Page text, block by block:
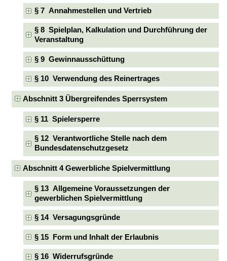
§ 7 Annahmestellen und Vertrieb
§ 8 Spielplan, Kalkulation und Durchführung der
Veranstaltung
§ 9 Gewinnausschüttung
§ 10 Verwendung des Reinertrages
Abschnitt 3 Übergreifendes Sperrsystem
§ 11 Spielersperre
§ 12 Verantwortliche Stelle nach dem
Bundesdatenschutzgesetz
Abschnitt 4 Gewerbliche Spielvermittlung
§ 13 Allgemeine Voraussetzungen der
gewerblichen Spielvermittlung
§ 14 Versagungsgründe
§ 15 Form und Inhalt der Erlaubnis
§ 16 Widerrufsgründe